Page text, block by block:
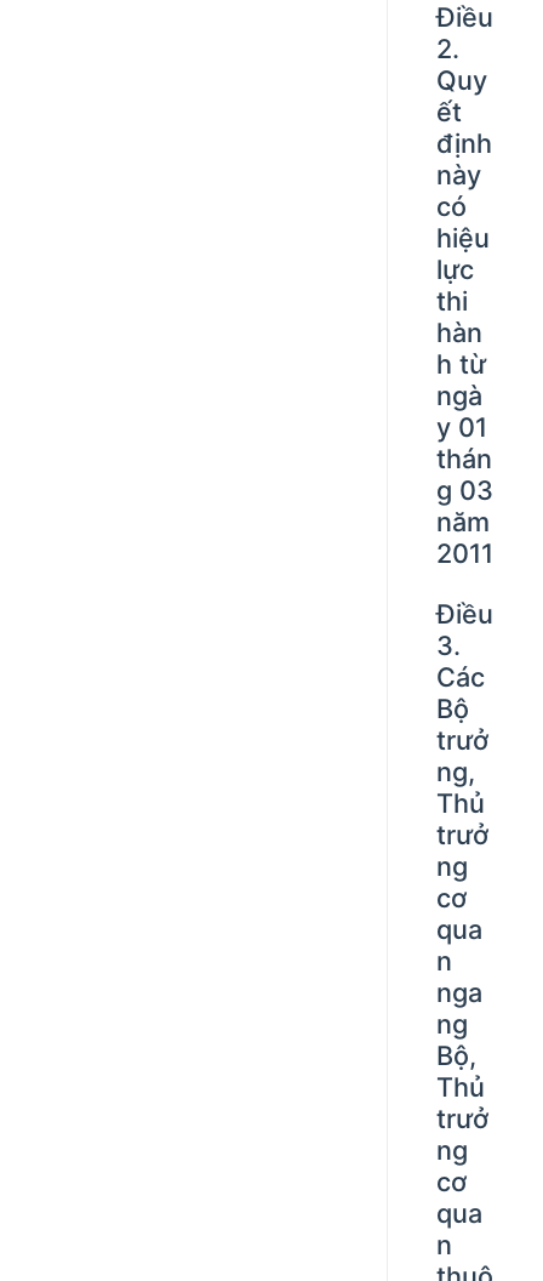
Điều
2.
Quy
ết
định
này
có
hiệu
lực
thi
hàn
h từ
ngà
y 01
thán
g 03
năm
2011
Điều
3.
Các
Bộ
trưở
ng,
Thủ
trưở
ng
cơ
qua
n
nga
ng
Bộ,
Thủ
trưở
ng
cơ
qua
n